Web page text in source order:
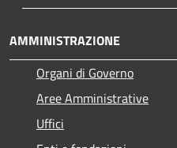
AMMINISTRAZIONE
Organi di Governo
Aree Amministrative
Uffici